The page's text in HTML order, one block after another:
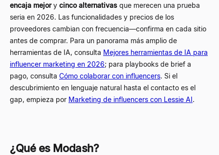
encaja mejory cinco alternativas que merecen una prueba
seria en 2026. Las funcionalidades y precios de los
proveedores cambian con frecuencia—confirma en cada sitio
antes de comprar. Para un panorama más amplio de
herramientas de IA, consulta Mejores herramientas de IA para
influencer marketing en 2026; para playbooks de brief a
pago, consulta Cómo colaborar con influencers. Si el
descubrimiento en lenguaje natural hasta el contacto es el
gap, empieza por Marketing de influencers con Lessie AI.
¿Qué es Modash?